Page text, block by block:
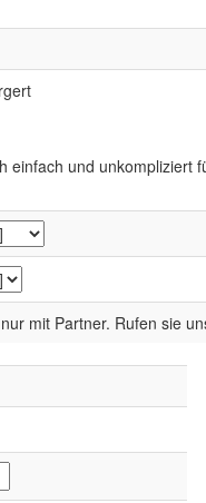
einfach und unkompliziert
mit Partner. Rufen sie